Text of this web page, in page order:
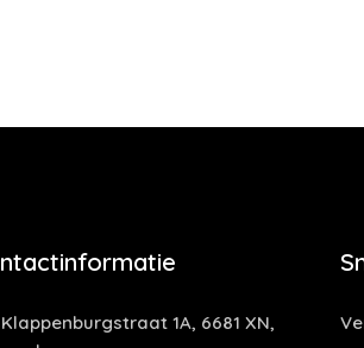
Klappenburgstraat 1A, 6681 XN,